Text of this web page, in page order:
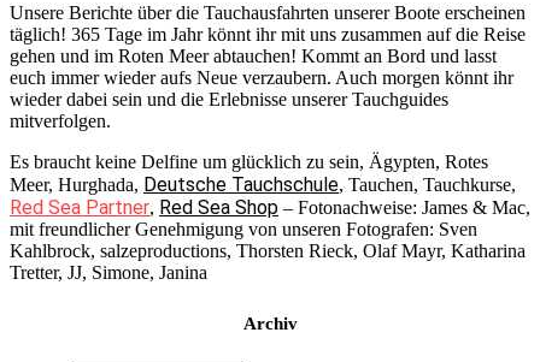
Unsere Berichte über die Tauchausfahrten unserer Boote erscheinen
täglich! 365 Tage im Jahr könnt ihr mit uns zusammen auf die Reise
gehen und im Roten Meer abtauchen! Kommt an Bord und lasst
euch immer wieder aufs Neue verzaubern. Auch morgen könnt ihr
wieder dabei sein und die Erlebnisse unserer Tauchguides
mitverfolgen.
Es braucht keine Delfine um glücklich zu sein, Ägypten, Rotes
Meer, Hurghada, Deutsche Tauchschule, Tauchen, Tauchkurse,
Red Sea Partner, Red Sea Shop – Fotonachweise: James & Mac,
mit freundlicher Genehmigung von unseren Fotografen: Sven
Kahlbrock, salzeproductions, Thorsten Rieck, Olaf Mayr, Katharina
Tretter, JJ, Simone, Janina
Archiv